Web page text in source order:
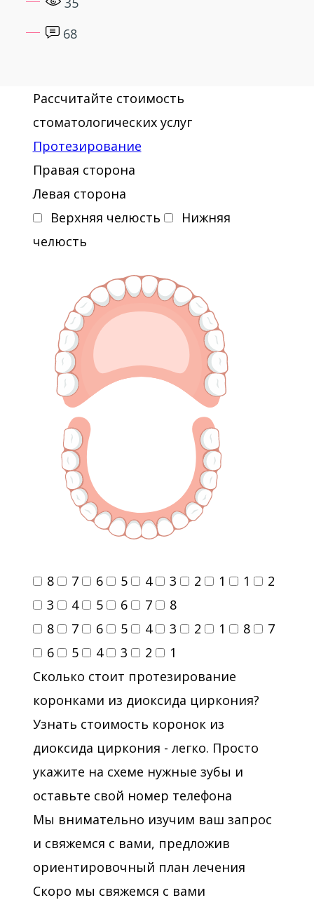
68
Рассчитайте стоимость
стоматологических услуг
Протезирование
Правая сторона
Левая сторона
Верхняя челюсть
Нижняя
челюсть
8 7 6 5 4 3 2 1 1
2
3
4 5 6 7
8
8
7 6 5 4 3 2 1 8
7
6
5 4 3 2
1
Сколько стоит протезирование
коронками из диоксида циркония?
Узнать стоимость коронок из
диоксида циркония - легко. Просто
укажите на схеме нужные зубы и
оставьте свой номер телефона
Мы внимательно изучим ваш запрос
и свяжемся с вами, предложив
ориентировочный план лечения
Скоро мы свяжемся с вами